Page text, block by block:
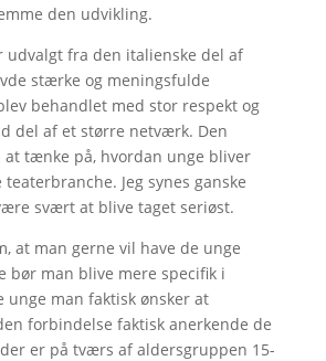
den udvikling.
udvalgt fra den italienske del af
stærke og meningsfulde
behandlet med stor respekt og
del af et større netværk. Den
tænke på, hvordan unge bliver
Jeg synes ganske
svært at blive taget seriøst.
at man gerne vil have de unge
bør man blive mere specifik i
unge man faktisk ønsker at
forbindelse faktisk anerkende de
er på tværs af aldersgruppen 15-